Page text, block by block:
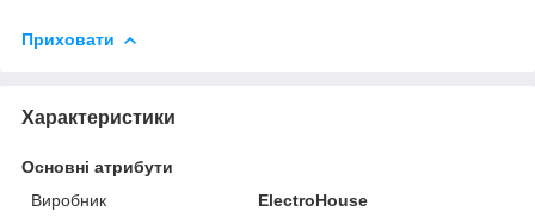
Приховати
Характеристики
Основні атрибути
Виробник
ElectroHouse